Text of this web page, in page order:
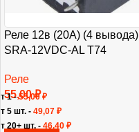
Реле 12в (20А) (4 вывода)
SRA-12VDC-AL T74
Реле
55,00₽
1 -55,00₽
5 шт. - 49,07 ₽
20+ шт. - 46,40 ₽